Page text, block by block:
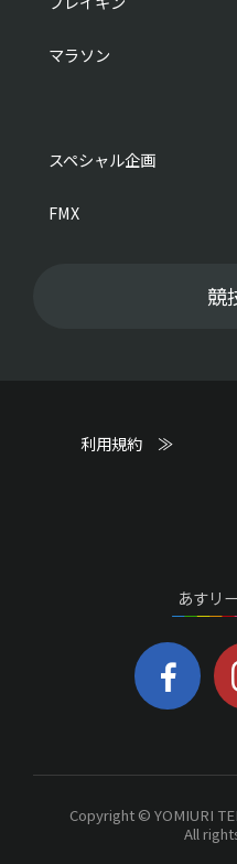
マラソン
スペシャル企画
FMX
競
利用規約 ≫
あすリ
Copyright © YOMIURI
All